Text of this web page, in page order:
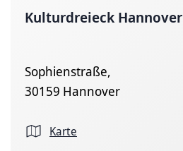
Kulturdreieck Hannover
Sophienstraße,
30159 Hannover
Karte